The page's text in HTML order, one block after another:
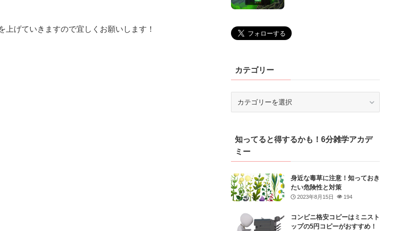
げていきますので宜しくお願いします！
カテゴリー
ー知ってると得するかも！6分雑学アカデ
ミー
身近な毒草に注意！知っておき
たい危険性と対策
2023年8月15日 194
コンビニ格安コピーはミニスト
ップの5円コピーがおすすめ！